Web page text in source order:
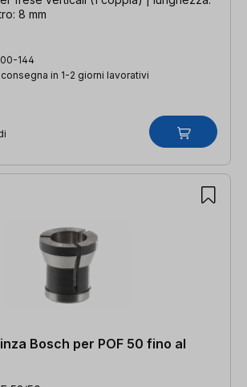
8 mm
144
in 1-2 giorni lavorativi
Bosch per POF 50 fino al